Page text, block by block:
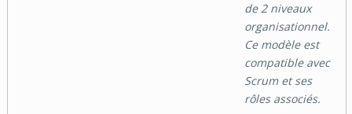
de 2 niveaux
organisationnel.
Ce modèle est
compatible avec
Scrum et ses
rôles associés.